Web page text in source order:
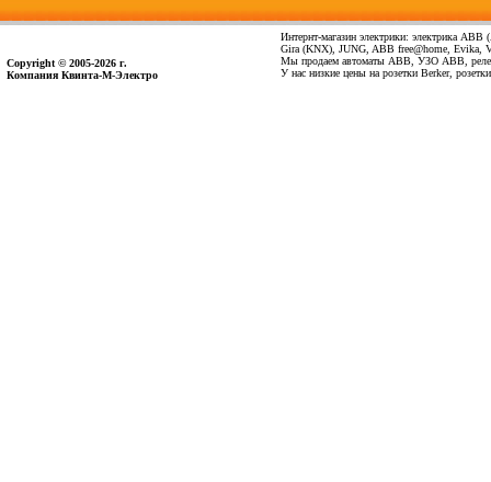
Copyright © 2005-2026 г.
Компания Квинта-М-Электро
Интернт-магазин электрики: электрика
Gira (KNX), JUNG, ABB free@home, Evika,
Мы продаем автоматы ABB, УЗО ABB, реле
У нас низкие цены на розетки Berker,